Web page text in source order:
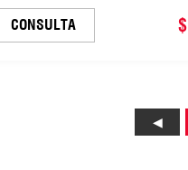
manual (45110116)
CONSULTA $